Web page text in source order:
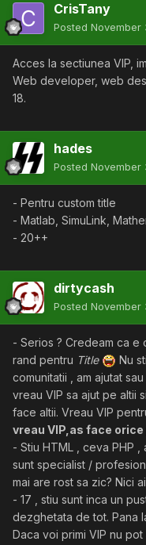
CrisTany
Posted November
Acces la sectiunea VIP,
Web developer, web
18.
hades
Posted November
- Pentru custom title
- Matlab, SimuLink,
- 20++
dirtycash
Posted November
- Serios ? Credeam ca e
rand pentru Title
Nu
comunitatii , am ajutat
vreau VIP sa ajut pe altii
face altii. Vreau VIP
vreau VIP,as face orice
- Stiu HTML , ceva PHP ,
sunt specialist /
mai are rost sa zic? Nici
- 17 , stiu sunt inca un
dezghetata de tot. Pana
Daca voi primi VIP nu pot